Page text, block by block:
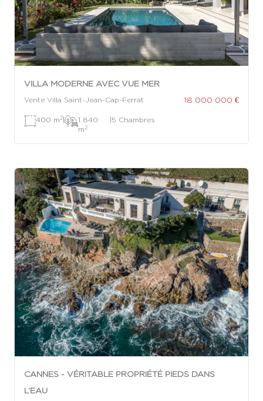
VILLA MODERNE AVEC VUE MER
Vente Villa Saint-Jean-Cap-Ferrat 18 000 000 €
400 m 2|
1 840
m 2
|5 Chambres
CANNES - VÉRITABLE PROPRIÉTÉ PIEDS DANS
L’EAU